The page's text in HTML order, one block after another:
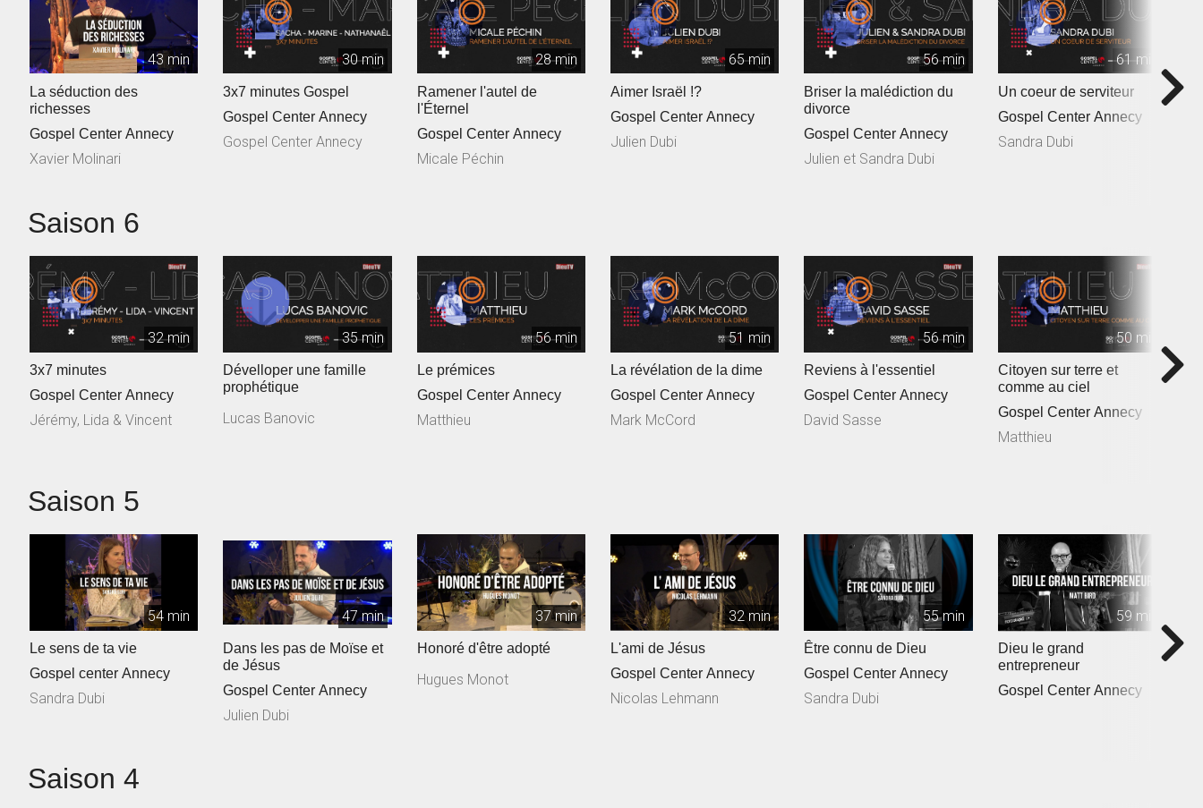
43 min
La séduction des
richesses
Gospel Center Annecy
Xavier Molinari
30 min
3x7 minutes Gospel
Gospel Center Annecy
Gospel Center Annecy
28 min
Ramener l'autel de
l'Éternel
Gospel Center Annecy
Micale Péchin
65 min
Aimer Israël !?
Gospel Center Annecy
Julien Dubi
56 min
Briser la malédiction du
divorce
Gospel Center Annecy
Julien et Sandra Dubi
61 min
Un coeur de serviteur
Gospel Center Annecy
Sandra Dubi
Saison 6
32 min
3x7 minutes
Gospel Center Annecy
Jérémy, Lida & Vincent
35 min
Dévelloper une famille
prophétique
Lucas Banovic
56 min
Le prémices
Gospel Center Annecy
Matthieu
51 min
La révélation de la dime
Gospel Center Annecy
Mark McCord
56 min
Reviens à l'essentiel
Gospel Center Annecy
David Sasse
50 min
Citoyen sur terre et
comme au ciel
Gospel Center Annecy
Matthieu
Saison 5
54 min
Le sens de ta vie
Gospel center Annecy
Sandra Dubi
47 min
Dans les pas de Moïse et
de Jésus
Gospel Center Annecy
Julien Dubi
37 min
Honoré d'être adopté
Hugues Monot
32 min
L'ami de Jésus
Gospel Center Annecy
Nicolas Lehmann
55 min
Être connu de Dieu
Gospel Center Annecy
Sandra Dubi
59 min
Dieu le grand
entrepreneur
Gospel Center Annecy
Saison 4